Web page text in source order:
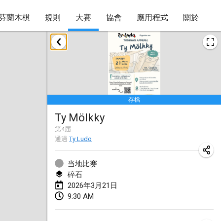
蘭木棋 規則 大賽 協會 應用程式 關於
存檔
Ty Mölkky
第4届
通過 Ty Ludo
当地比赛
碎石
2026年3月21日
9:30 AM
2026年1月
Tournoi de la bonne année
2026年1月10日|法國
Open de Boulay Triplette
2026年1月17日
Concours de Honnelles
2026年1月18日|比利時
2026年1月31日